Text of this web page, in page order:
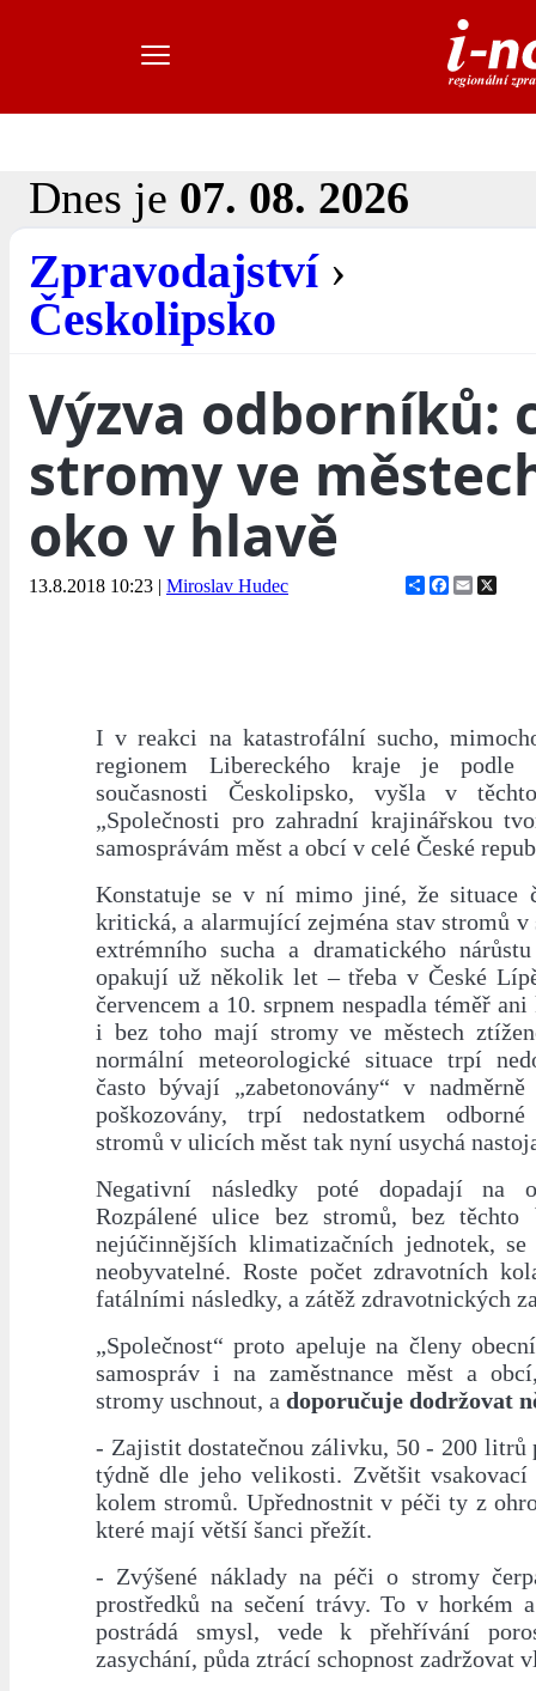
Dnes je 07. 08. 2026
Zpravodajství›
Českolipsko
Výzva odborníků:
stromy ve
oko v hlavě
13.8.2018 10:23 | Miroslav Hudec ShareFacebook
Email
I v reakci na katastrofální sucho,
regionem Libereckého kraje je podle
současnosti Českolipsko, vyšla v
„Společnosti pro zahradní krajinářskou
samosprávám měst a obcí v celé České
Konstatuje se v ní mimo jiné, že situace
kritická, a alarmující zejména stav stromů v
extrémního sucha a dramatického
opakují už několik let – třeba v České
červencem a 10. srpnem nespadla téměř
i bez toho mají stromy ve městech
normální meteorologické situace trpí
často bývají „zabetonovány“ v nadměrně
poškozovány, trpí nedostatkem
stromů v ulicích měst tak nyní usychá
Negativní následky poté dopadají na
Rozpálené ulice bez stromů, bez těchto
nejúčinnějších klimatizačních jednotek,
neobyvatelné. Roste počet zdravotních
fatálními následky, a zátěž zdravotnických
„Společnost“ proto apeluje na členy
samospráv i na zaměstnance měst a
stromy uschnout, a doporučuje dodržovat
- Zajistit dostatečnou zálivku, 50 - 200 litrů
týdně dle jeho velikosti. Zvětšit vsakovací
kolem stromů. Upřednostnit v péči ty z
které mají větší šanci přežít.
- Zvýšené náklady na péči o stromy
prostředků na sečení trávy. To v horkém
postrádá smysl, vede k přehřívání
zasychání, půda ztrácí schopnost zadržovat